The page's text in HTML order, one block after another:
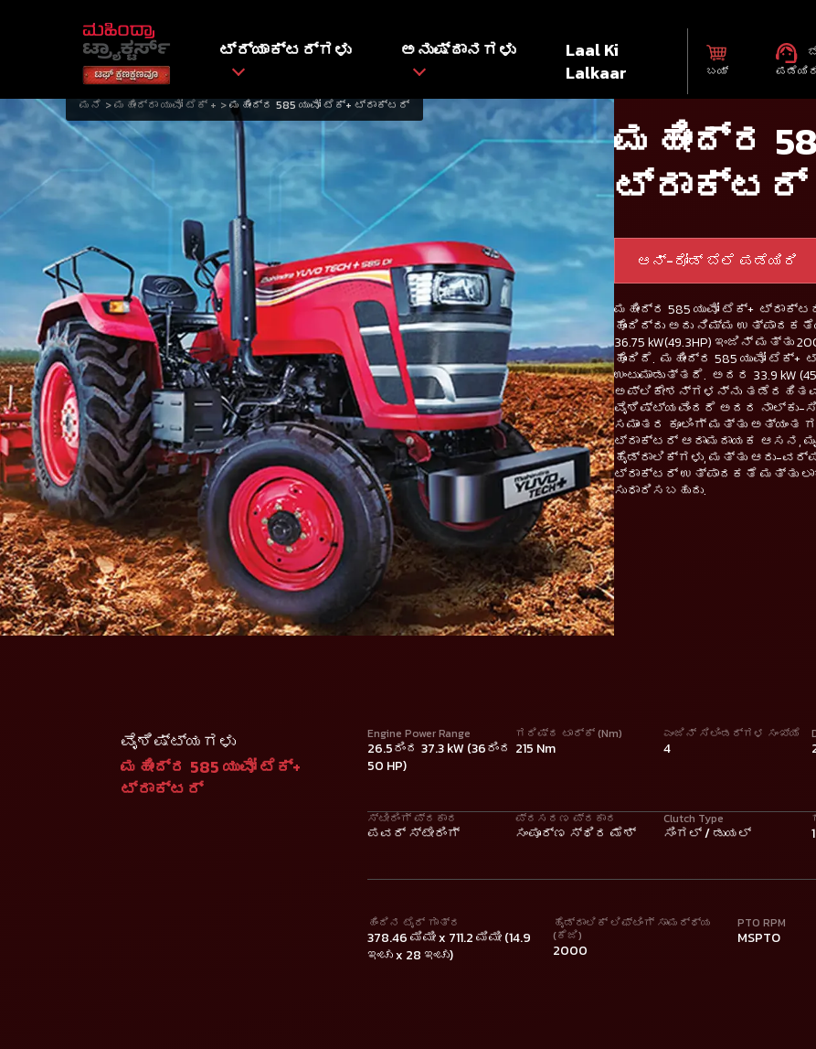
ಟ್ರ್ಯಾಕ್ಟರ್ಗಳು ಅನುಷ್ಠಾನಗಳು
Laal Ki
Lalkaar
ಬಯ್
ಮನೆ ಮಹೀಂದ್ರಾ ಯುವೋ ಟೆಕ್ + ಮಹೀಂದ್ರ 585 ಯುವೋ ಟೆಕ್+ ಟ್ರಾಕ್ಟರ್
ಮಹೀಂದ್ರ
ಟ್ರಾಕ್ಟರ್
ಆನ್-ರೋಡ್ ಬೆಲೆ ಪಡೆಯಿರಿ
ಮಹೀಂದ್ರ 585 ಯುವೋ ಟೆಕ್+
ಹೊಂದಿದ್ದು ಅದು ನಿಮ್ಮ
36.75 kW(49.3HP) ಇಂಜಿನ್
ಹೊಂದಿದೆ. ಮಹೀಂದ್ರ 585 ಯುವೋ
ಉಂಟುಮಾಡುತ್ತದೆ. ಅದರ 33.9 kW
ಅಪ್ಲಿಕೇಶನ್‌ಗಳನ್ನು
ವೈಶಿಷ್ಟ್ಯವೆಂದರೆ ಅದರ ನಾಲ್ಕು-
ಸಮಾಂತರ ಕೂಲಿಂಗ್ ಮತ್ತು
ಟ್ರಾಕ್ಟರ್ ಆರಾಮದಾಯಕ ಆಸನ,
ಹೈಡ್ರಾಲಿಕ್‌ಗಳು, ಮತ್ತು ಆರು-
ಟ್ರಾಕ್ಟರ್ ಉತ್ಪಾದಕತೆ ಮತ್ತು
ಸುಧಾರಿಸಬಹುದು.
ವೈಶಿಷ್ಟ್ಯಗಳು
ಮಹೀಂದ್ರ 585 ಯುವೋ ಟೆಕ್+
ಟ್ರಾಕ್ಟರ್
Engine Power Range
26.5ರಿಂದ 37.3 kW (36ರಿಂದ
50 HP)
ಗರಿಷ್ಠ ಟಾರ್ಕ್ (Nm)
215 Nm
ಎಂಜಿನ್ ಸಿಲಿಂಡರ್ಗಳ ಸಂಖ್ಯೆ
4
ಸ್ಟೀರಿಂಗ್ ಪ್ರಕಾರ
ಪವರ್ ಸ್ಟೇರಿಂಗ್
ಪ್ರಸರಣ ಪ್ರಕಾರ
ಸಂಪೂರ್ಣ ಸ್ಥಿರ ಮೆಶ್
Clutch Type
ಸಿಂಗಲ್ / ಡುಯಲ್
ಹಿಂದಿನ ಟೈರ್ ಗಾತ್ರ
378.46 ಮಿಮೀ x 711.2 ಮಿಮೀ (14.9
ಇಂಚು x 28 ಇಂಚು)
ಹೈಡ್ರಾಲಿಕ್ ಲಿಫ್ಟಿಂಗ್ ಸಾಮರ್ಥ್ಯ
(ಕೆಜಿ)
2000
PTO RPM
MSPTO